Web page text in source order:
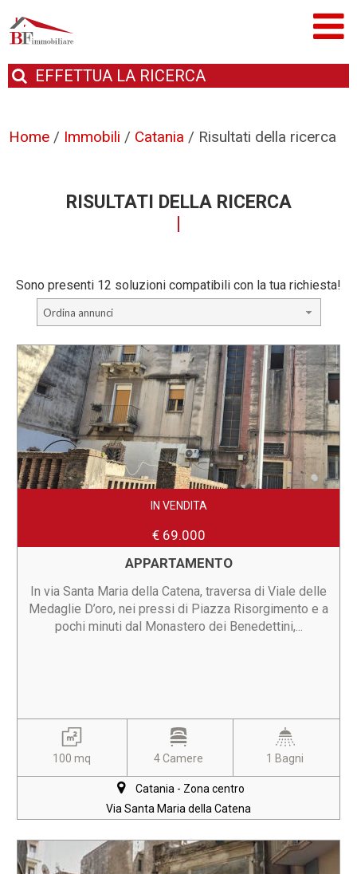
EFFETTUA LA RICERCA
Home / Immobili / Catania / Risultati della ricerca
RISULTATI DELLA RICERCA
Sono presenti 12 soluzioni compatibili con la tua richiesta!
Ordina annunci
IN VENDITA
€ 69.000
APPARTAMENTO
In via Santa Maria della Catena, traversa di Viale delle
Medaglie D’oro, nei pressi di Piazza Risorgimento e a
pochi minuti dal Monastero dei Benedettini,...
100 mq 4 Camere 1 Bagni
Catania - Zona centro
Via Santa Maria della Catena